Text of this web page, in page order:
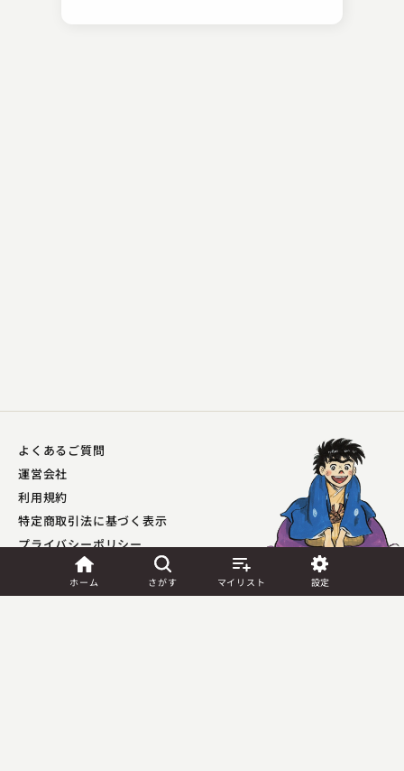
ホーム さがす マイリスト 設定
桂 銀治
よくあるご質問
運営会社
利用規約
特定商取引法に基づく表示
プライバシーポリシー​
外部送信ポリシー